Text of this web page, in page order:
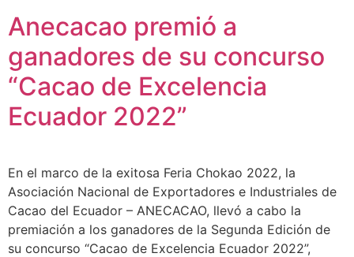
Anecacao premió a
ganadores de su concurso
“Cacao de Excelencia
Ecuador 2022”
En el marco de la exitosa Feria Chokao 2022, la
Asociación Nacional de Exportadores e Industriales de
Cacao del Ecuador – ANECACAO, llevó a cabo la
premiación a los ganadores de la Segunda Edición de
su concurso “Cacao de Excelencia Ecuador 2022”,